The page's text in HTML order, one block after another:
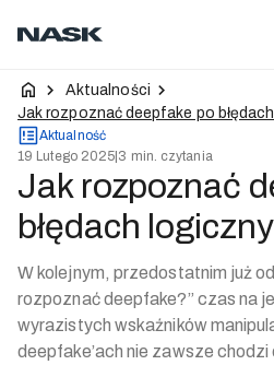
Aktualności
Jak rozpoznać deepfake po
Aktualność
19 Lutego 2025 3 min. czytania
Jak rozpoznać
błędach
W kolejnym, przedostatnim już
rozpoznać deepfake?” czas na
wyrazistych wskaźników
deepfake’ach nie zawsze